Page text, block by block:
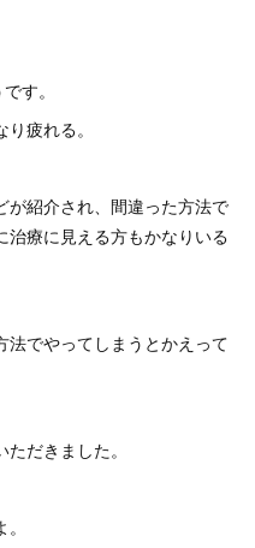
す。
疲れる。
が紹介され、間違った方法で
療に見える方もかなりいる
でやってしまうとかえって
だきました。